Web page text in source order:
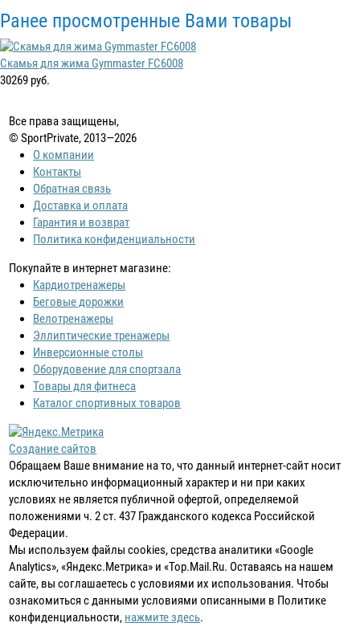
Ранее просмотренные Вами товары
Скамья для жима Gymmaster FC6008
30269 руб.
Все права защищены,
© SportPrivate, 2013—2026
О компании
Контакты
Обратная связь
Доставка и оплата
Гарантия и возврат
Политика конфиденциальности
Покупайте в интернет магазине:
Кардиотренажеры
Беговые дорожки
Велотренажеры
Эллиптические тренажеры
Инверсионные столы
Оборудовение для спортзала
Товары для фитнеса
Каталог спортивных товаров
Создание сайтов
Обращаем Ваше внимание на то, что данный интернет-сайт носит
исключительно информационный характер и ни при каких
условиях не является публичной офертой, определяемой
положениями ч. 2 ст. 437 Гражданского кодекса Российской
Федерации.
Мы используем файлы cookies, средства аналитики «Google
Analytics», «Яндекс.Метрика» и «Top.Mail.Ru. Оставаясь на нашем
сайте, вы соглашаетесь с условиями их использования. Чтобы
ознакомиться с данными условиями описанными в Политике
конфиденциальности, нажмите здесь.